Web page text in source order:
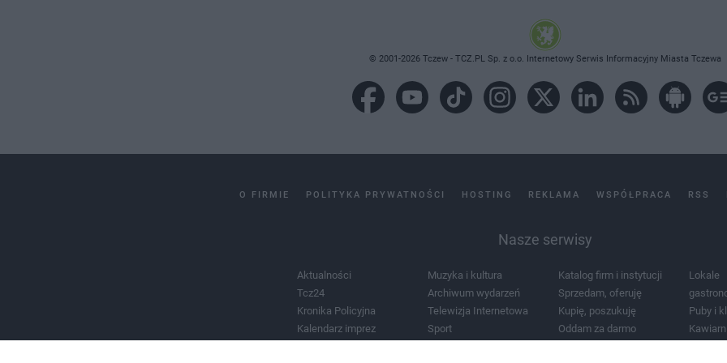
© 2001-2026 Tczew - TCZ.PL Sp. z o.o. Internetowy Serwis Informacyjny Miasta Tczewa
O FIRMIE POLITYKA PRYWATNOŚCI HOSTING REKLAMA WSPÓŁPRACA RSS
Nasze serwisy
Aktualności
Tcz24
Kronika Policyjna
Kalendarz imprez
Muzyka i kultura
Archiwum wydarzeń
Telewizja Internetowa
Sport
Katalog firm i instytucji
Sprzedam, oferuję
Kupię, poszukuję
Oddam za darmo
Lokale
Puby i